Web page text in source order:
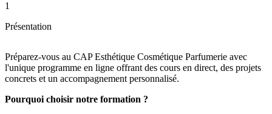
1
Présentation
Préparez-vous au CAP Esthétique Cosmétique Parfumerie avec
l'unique programme en ligne offrant des cours en direct, des projets
concrets et un accompagnement personnalisé.
Pourquoi choisir notre formation ?